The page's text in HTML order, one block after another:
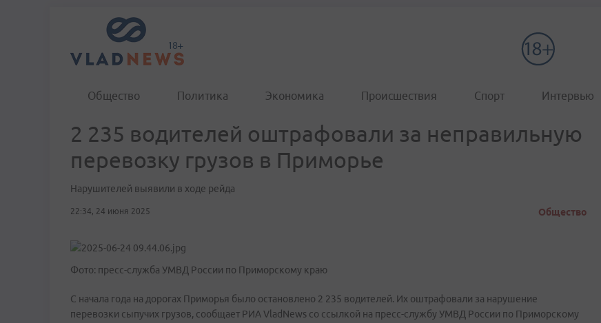
Общество Политика Экономика Происшествия Спорт Интервью
2 235 водителей оштрафовали за неправильную
перевозку грузов в Приморье
Нарушителей выявили в ходе рейда
22:34, 24 июня 2025 Общество
Фото: пресс-служба УМВД России по Приморскому краю
С начала года на дорогах Приморья было остановлено 2 235 водителей. Их оштрафовали за нарушение
перевозки сыпучих грузов, сообщает РИА VladNews со ссылкой на пресс-службу УМВД России по Приморскому